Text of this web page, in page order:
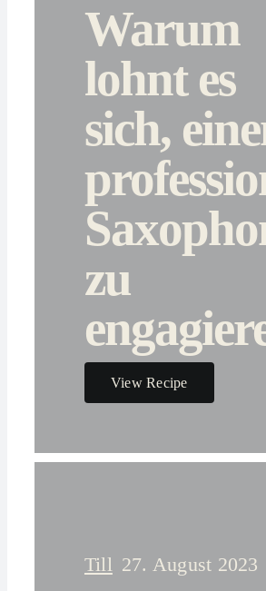
Warum
lohnt es
sich,
zu
View Recipe
Till 27. August 2023